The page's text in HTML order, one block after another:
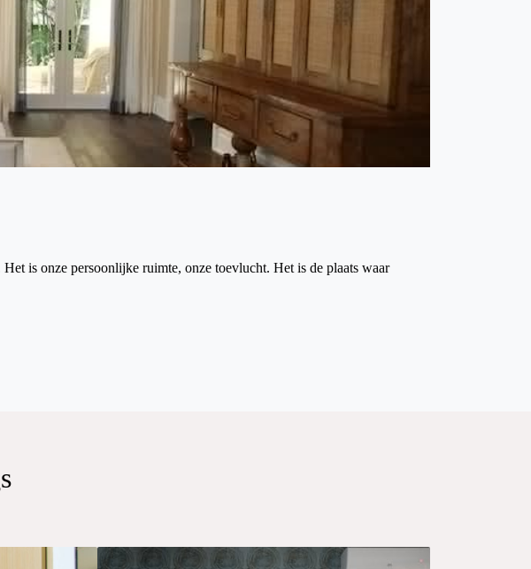
is onze persoonlijke ruimte, onze toevlucht. Het is de plaats waar